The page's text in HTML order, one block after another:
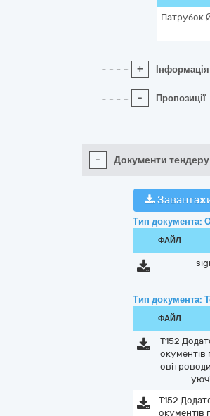
Патрубок
+
- Пропозиції
- Документи тендеру
Тип документа:
ФАЙЛ
Тип документа:
ФАЙЛ
Т152
окументів
Т152
окументів